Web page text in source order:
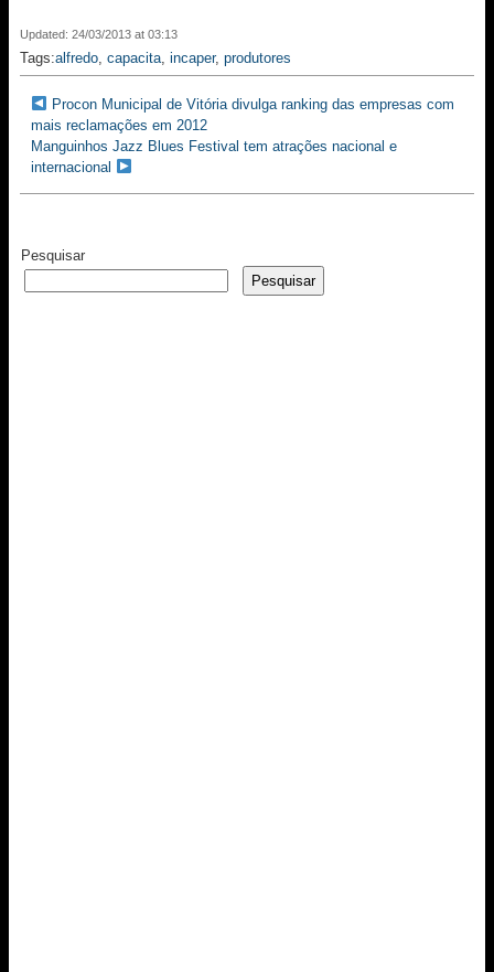
Updated: 24/03/2013 at 03:13
Tags:alfredo, capacita, incaper, produtores
Procon Municipal de Vitória divulga ranking das empresas com
mais reclamações em 2012
Manguinhos Jazz Blues Festival tem atrações nacional e
internacional
Pesquisar
Pesquisar